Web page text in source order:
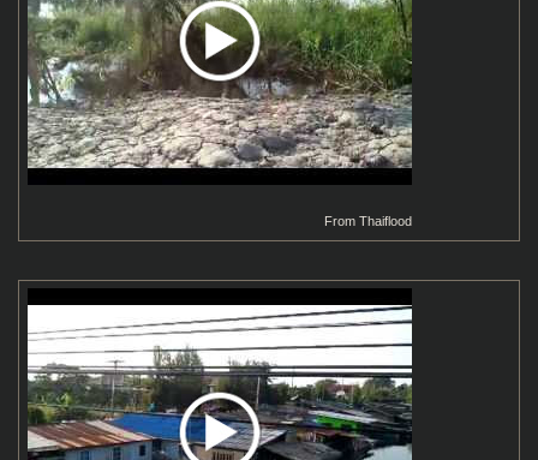
FromThaiflood